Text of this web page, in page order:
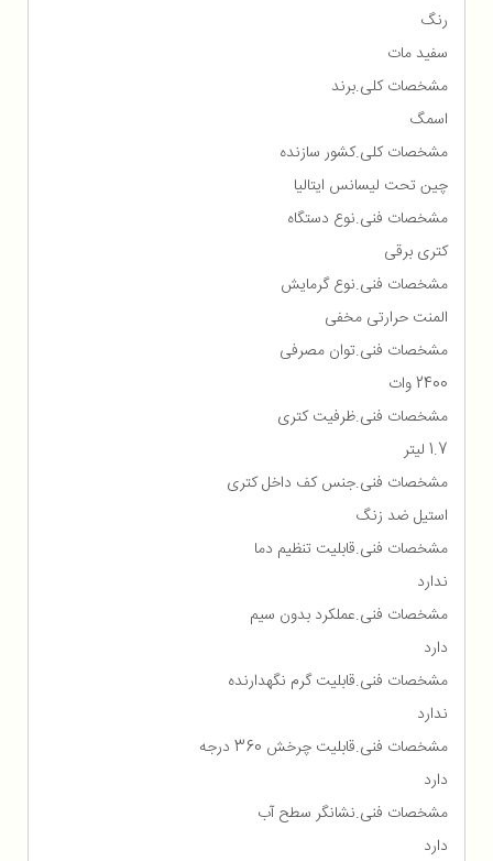
رنگ
سفید مات
مشخصات کلی.برند
اسمگ
مشخصات کلی.کشور سازنده
چین تحت لیسانس ایتالیا
مشخصات فنی.نوع دستگاه
کتری برقی
مشخصات فنی.نوع گرمایش
المنت حرارتی مخفی
مشخصات فنی.توان مصرفی
2400 وات
مشخصات فنی.ظرفیت کتری
1.7 لیتر
مشخصات فنی.جنس کف داخل کتری
استیل ضد زنگ
مشخصات فنی.قابلیت تنظیم دما
ندارد
مشخصات فنی.عملکرد بدون سیم
دارد
مشخصات فنی.قابلیت گرم نگهدارنده
ندارد
مشخصات فنی.قابلیت چرخش 360 درجه
دارد
مشخصات فنی.نشانگر سطح آب
دارد